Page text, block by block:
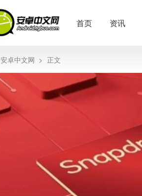
首页 资讯
安卓中文网 > 正文